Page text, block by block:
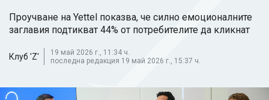
Проучване на Yettel показва, че силно емоционалните
заглавия подтикват 44% от потребителите да кликнат
Клуб 'Z'
19 май 2026 г., 11:34 ч.
последна редакция 19 май 2026 г., 15:37 ч.